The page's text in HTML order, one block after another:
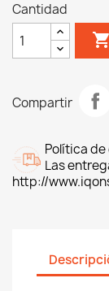
Cantidad

Compartir
Política
Las
http://